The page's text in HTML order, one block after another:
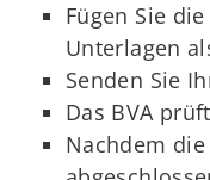
Fügen Sie
Unterlagen
Senden Sie
Das BVA
Nachdem